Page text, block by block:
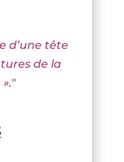
d’une tête
de la